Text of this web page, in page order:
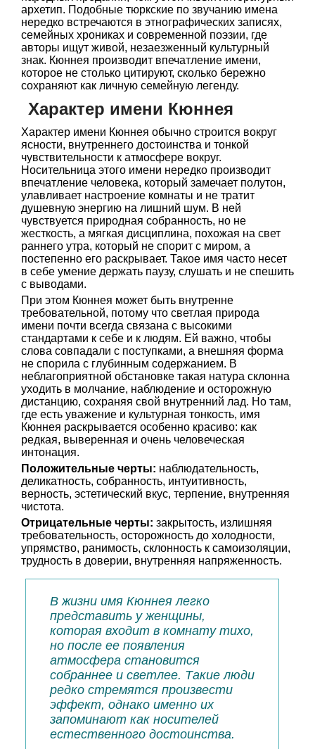
архетип. Подобные тюркские по звучанию имена
нередко встречаются в этнографических записях,
семейных хрониках и современной поэзии, где
авторы ищут живой, незаезженный культурный
знак. Кюннея производит впечатление имени,
которое не столько цитируют, сколько бережно
сохраняют как личную семейную легенду.
Характер имени Кюннея
Характер имени Кюннея обычно строится вокруг
ясности, внутреннего достоинства и тонкой
чувствительности к атмосфере вокруг.
Носительница этого имени нередко производит
впечатление человека, который замечает полутон,
улавливает настроение комнаты и не тратит
душевную энергию на лишний шум. В ней
чувствуется природная собранность, но не
жесткость, а мягкая дисциплина, похожая на свет
раннего утра, который не спорит с миром, а
постепенно его раскрывает. Такое имя часто несет
в себе умение держать паузу, слушать и не спешить
с выводами.
При этом Кюннея может быть внутренне
требовательной, потому что светлая природа
имени почти всегда связана с высокими
стандартами к себе и к людям. Ей важно, чтобы
слова совпадали с поступками, а внешняя форма
не спорила с глубинным содержанием. В
неблагоприятной обстановке такая натура склонна
уходить в молчание, наблюдение и осторожную
дистанцию, сохраняя свой внутренний лад. Но там,
где есть уважение и культурная тонкость, имя
Кюннея раскрывается особенно красиво: как
редкая, выверенная и очень человеческая
интонация.
Положительные черты: наблюдательность,
деликатность, собранность, интуитивность,
верность, эстетический вкус, терпение, внутренняя
чистота.
Отрицательные черты: закрытость, излишняя
требовательность, осторожность до холодности,
упрямство, ранимость, склонность к самоизоляции,
трудность в доверии, внутренняя напряженность.
В жизни имя Кюннея легко
представить у женщины,
которая входит в комнату тихо,
но после ее появления
атмосфера становится
собраннее и светлее. Такие люди
редко стремятся произвести
эффект, однако именно их
запоминают как носителей
естественного достоинства.